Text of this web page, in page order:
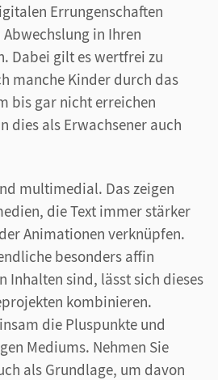
Errungenschaften
in Ihren
Dabei gilt es wertfrei zu
manche Kinder durch das
bis gar nicht erreichen
dies als Erwachsener auch
multimedial. Das zeigen
die Text immer stärker
Animationen verknüpfen.
besonders affin
Inhalten sind, lässt sich dieses
kombinieren.
die Pluspunkte und
Mediums. Nehmen Sie
als Grundlage, um davon